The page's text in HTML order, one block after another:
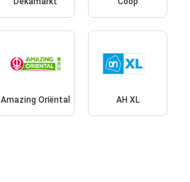
Amazing Oriëntal AH XL